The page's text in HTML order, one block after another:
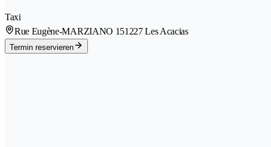
Taxi
Rue Eugène-MARZIANO 151227 Les Acacias
Termin reservieren